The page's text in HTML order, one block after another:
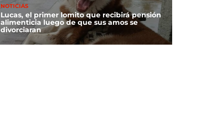
NOTICIAS
Lucas, el primer lomito que recibirá pensión
alimenticia luego de que sus amos se
divorciaran